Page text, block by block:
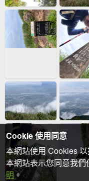
Cookie 使用同意
本網站使用 Cookies
本網站表示您同意我
明。